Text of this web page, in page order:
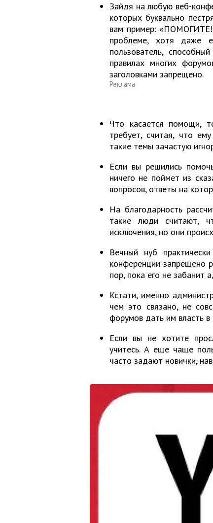
Зайдя на любую веб-
которых буквально
вам пример:
проблеме, хотя даже
пользователь,
правилах многих
заголовками запрещено.
Реклама
Что касается помощи,
требует, считая, что
такие темы зачастую
Если вы решились
ничего не поймет из
вопросов, ответы на
На благодарность
такие люди считают,
исключения, но они
Вечный нуб
конференции запрещено
пор, пока его не забанит
Кстати, именно
чем это связано, не
форумов дать им власть
Если вы не хотите
учитесь. А еще чаще
часто задают новички,